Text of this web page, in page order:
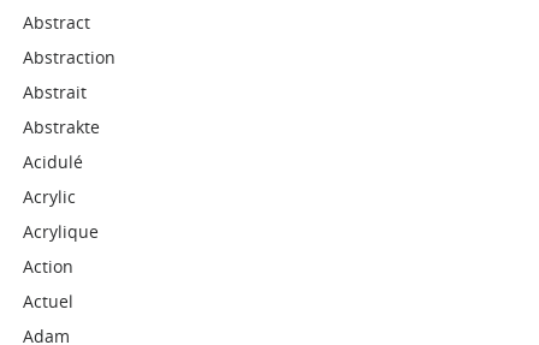
Abstract
Abstraction
Abstrait
Abstrakte
Acidulé
Acrylic
Acrylique
Action
Actuel
Adam